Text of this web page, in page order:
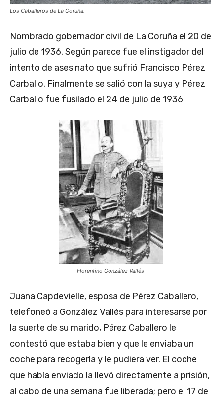
Los Caballeros de La Coruña.
Nombrado gobernador civil de La Coruña el 20 de
julio de 1936. Según parece fue el instigador del
intento de asesinato que sufrió Francisco Pérez
Carballo. Finalmente se salió con la suya y Pérez
Carballo fue fusilado el 24 de julio de 1936.
Florentino González Vallés
Juana Capdevielle, esposa de Pérez Caballero,
telefoneó a González Vallés para interesarse por
la suerte de su marido, Pérez Caballero le
contestó que estaba bien y que le enviaba un
coche para recogerla y le pudiera ver. El coche
que había enviado la llevó directamente a prisión,
al cabo de una semana fue liberada; pero el 17 de